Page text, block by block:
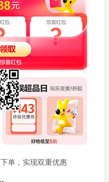
单，实现双重优惠